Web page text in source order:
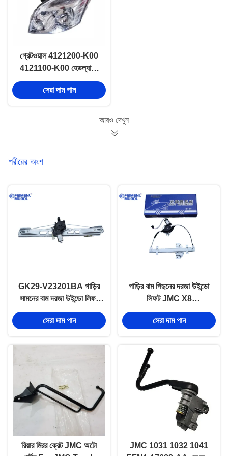
গ্রেটওয়াল 4121200-K00
4121100-K00 হেডল্যাম্প
এএসএসআই আরএইচ এলএইচ
জিডব্লিউএম হভার হাভালের জন্য
সেরা দাম পান
আরও দেখুন
শরীরের অংশ
GK29-V23201BA গাড়ির
সামনের বাম দরজা উইন্ডো লিফট
JMC X8 অটো বডি মেরামত
যন্ত্রাংশ
সেরা দাম পান
গাড়ির বাম পিছনের দরজা উইন্ডো
লিফট JMC X8
6204500LC পরবিক্রয় অটো
বডি অংশ
সেরা দাম পান
রিয়ার মিরর ক্রেট JMC অটো
JMC 1031 1032 1041